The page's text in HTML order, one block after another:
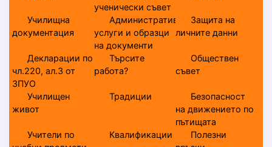
ученически съвет
Училищна
документация
Административни
услуги и образци
на документи
Защита на
личните данни
Декларации по
чл.220, ал.3 от
ЗПУО
Търсите
работа?
Обществен
съвет
Училищен
живот
Традиции
Безопасност
на движението по
пътищата
Учители по
Квалификации
Полезни